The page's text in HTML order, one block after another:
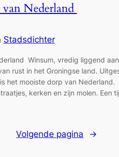
Nederland
Stadsdichter
Winsum, vredig liggend
rust in het Groningse land.
het mooiste dorp van
kerken en zijn molen. Een
Volgende pagina →